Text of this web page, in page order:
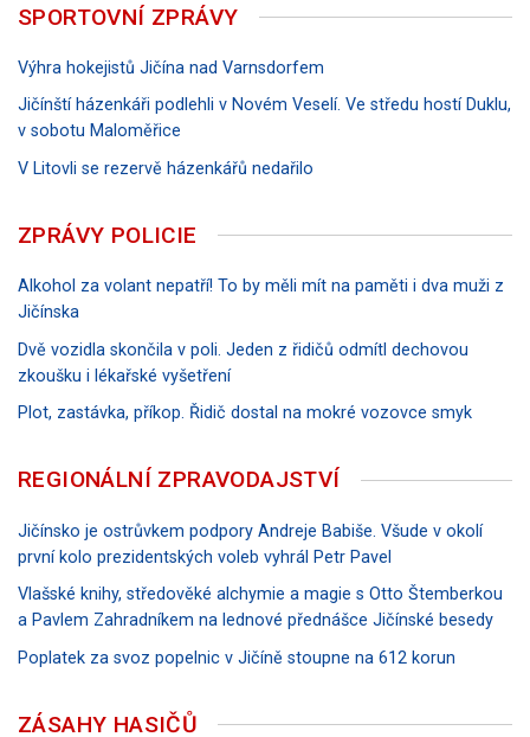
SPORTOVNÍ ZPRÁVY
Výhra hokejistů Jičína nad Varnsdorfem
Jičínští házenkáři podlehli v Novém Veselí. Ve středu hostí Duklu,
v sobotu Maloměřice
V Litovli se rezervě házenkářů nedařilo
ZPRÁVY POLICIE
Alkohol za volant nepatří! To by měli mít na paměti i dva muži z
Jičínska
Dvě vozidla skončila v poli. Jeden z řidičů odmítl dechovou
zkoušku i lékařské vyšetření
Plot, zastávka, příkop. Řidič dostal na mokré vozovce smyk
REGIONÁLNÍ ZPRAVODAJSTVÍ
Jičínsko je ostrůvkem podpory Andreje Babiše. Všude v okolí
první kolo prezidentských voleb vyhrál Petr Pavel
Vlašské knihy, středověké alchymie a magie s Otto Štemberkou
a Pavlem Zahradníkem na lednové přednášce Jičínské besedy
Poplatek za svoz popelnic v Jičíně stoupne na 612 korun
ZÁSAHY HASIČŮ